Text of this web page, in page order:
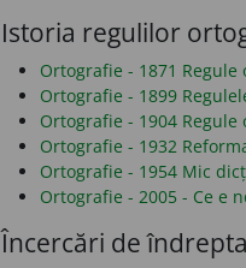
Istoria regulilor
Ortografie - 1871
Ortografie - 1899
Ortografie - 1904 Regule
Ortografie - 1932
Ortografie - 1954 Mic
Ortografie - 2005 - Ce e
Încercări de